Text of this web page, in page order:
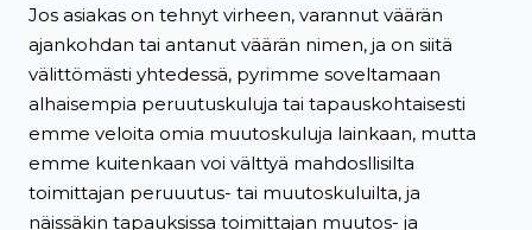
Jos asiakas on tehnyt virheen, varannut väärän
ajankohdan tai antanut väärän nimen, ja on siitä
välittömästi yhtedessä, pyrimme soveltamaan
alhaisempia peruutuskuluja tai tapauskohtaisesti
emme veloita omia muutoskuluja lainkaan, mutta
emme kuitenkaan voi välttyä mahdosllisilta
toimittajan peruuutus- tai muutoskuluilta, ja
näissäkin tapauksissa toimittajan muutos- ja